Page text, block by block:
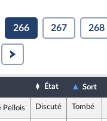
266 267 268
État Sort
en Marche
Pellois Discuté Tombé